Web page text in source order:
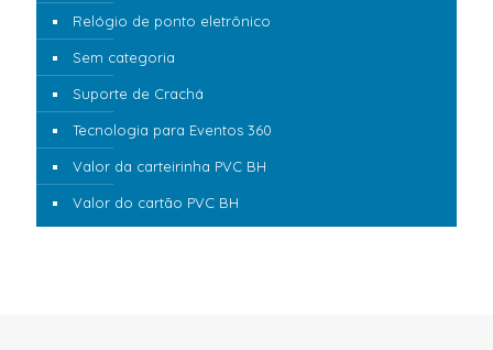
Relógio de ponto eletrônico
Sem categoria
Suporte de Crachá
Tecnologia para Eventos 360
Valor da carteirinha PVC BH
Valor do cartão PVC BH